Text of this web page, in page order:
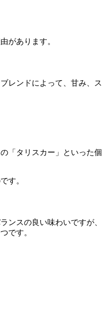
があります。
レンドによって、甘み、ス
「タリスカー」といった個
す。
ンスの良い味わいですが、
です。